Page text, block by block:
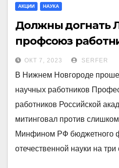
АКЦИИ НАУКА
Должны догнать
профсоюз
призвал власть
финансирование
ОКТ 7, 2023 SERFER
В Нижнем Новгороде
научных работников
работников Российской
митинговал против
Минфином РФ бюджетного
отечественной науки на